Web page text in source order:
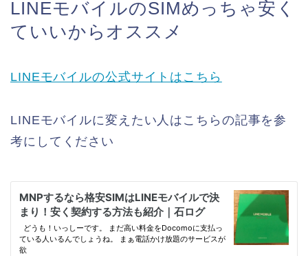
LINEモバイルのSIMめっちゃ安く
ていいからオススメ
LINEモバイルの公式サイトはこちら
LINEモバイルに変えたい人はこちらの記事を参
考にしてください